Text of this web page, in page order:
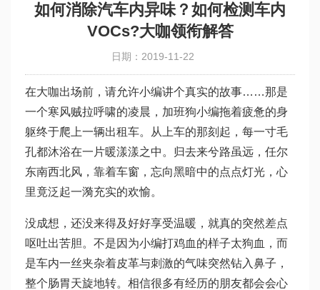
如何消除汽车内异味？如何检测车内
VOCs?大咖领衔解答
日期：2019-11-22
在大咖出场前，请允许小编讲个真实的故事……那是
一个寒风贼拉呼啸的凌晨，加班狗小编拖着疲惫的身
躯终于爬上一辆出租车。从上车的那刻起，每一寸毛
孔都沐浴在一片暖漾漾之中。归去来兮路虽远，任尔
东南西北风，靠着车窗，忘向黑暗中的点点灯光，心
里竟泛起一漪充实的欢愉。
没成想，还没来得及好好享受温暖，就真的突然差点
呕吐出苦胆。不是因为小编打鸡血的样子太狗血，而
是车内一丝夹杂着皮革与刺激的气味突然钻入鼻子，
整个肠胃天旋地转。相信很多有经历的朋友都会会心